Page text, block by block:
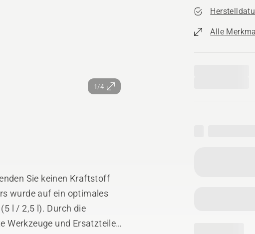
1/4
Alle
Sie keinen Kraftstoff
wurde auf ein optimales
l / 2,5 l). Durch die
Werkzeuge und Ersatzteile